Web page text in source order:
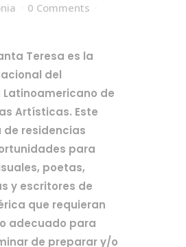
0 Comments
Teresa es la
del
Latinoamericano de
Artísticas. Este
residencias
para
poetas,
y escritores de
que requieran
adecuado para
de preparar y/o